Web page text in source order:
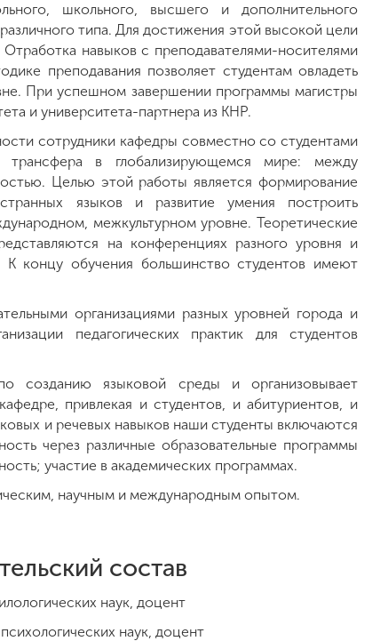
школьного, высшего и дополнительного
типа. Для достижения этой высокой цели
навыков с преподавателями-носителями
преподавания позволяет студентам овладеть
При успешном завершении программы магистры
и университета-партнера из КНР.
сотрудники кафедры совместно со студентами
трансфера в глобализирующемся мире: между
Целью этой работы является формирование
языков и развитие умения построить
межкультурном уровне. Теоретические
на конференциях разного уровня и
К концу обучения большинство студентов имеют
организациями разных уровней города и
педагогических практик для студентов
созданию языковой среды и организовывает
привлекая и студентов, и абитуриентов, и
и речевых навыков наши студенты включаются
через различные образовательные программы
участие в академических программах.
научным и международным опытом.
состав
наук, доцент
наук, доцент